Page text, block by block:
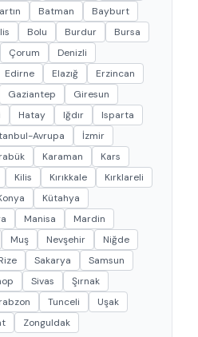
Batman
Bayburt
Bolu Burdur
Bursa
Çorum
Denizli
Edirne Elazığ
Erzincan
Gaziantep
Giresun
Hatay Iğdır
Isparta
Avrupa
İzmir
Karaman
Kars
Kilis Kırıkkale
Kırklareli
Kütahya
Manisa
Mardin
Muş Nevşehir
Niğde
Sakarya
Samsun
Sivas
Şırnak
Tunceli
Uşak
Zonguldak